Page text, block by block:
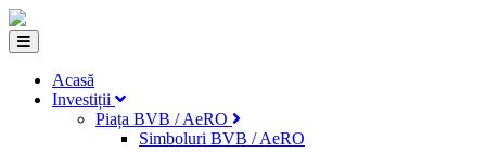
Acasă
Investiții
Piața BVB / AeRO
Simboluri BVB / AeRO